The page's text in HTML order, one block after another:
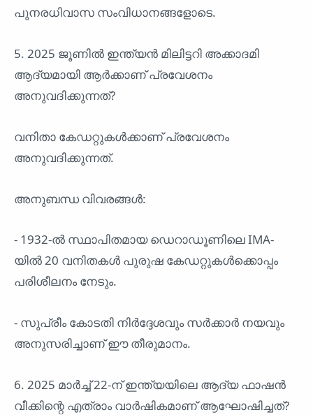
പുനരധിവാസ സംവിധാനങ്ങളോടെ.
5. 2025 ജൂണിൽ ഇന്ത്യൻ മിലിട്ടറി അക്കാദമി
ആദ്യമായി ആർക്കാണ് പ്രവേശനം
അനുവദിക്കുന്നത്?
വനിതാ കേഡറ്റുകൾക്കാണ് പ്രവേശനം
അനുവദിക്കുന്നത്.
അനുബന്ധ വിവരങ്ങൾ:
- 1932-ൽ സ്ഥാപിതമായ ഡെറാഡൂണിലെ IMA-
യിൽ 20 വനിതകൾ പുരുഷ കേഡറ്റുകൾക്കൊപ്പം
പരിശീലനം നേടും.
- സുപ്രീം കോടതി നിർദ്ദേശവും സർക്കാർ നയവും
അനുസരിച്ചാണ് ഈ തീരുമാനം.
6. 2025 മാർച്ച് 22-ന് ഇന്ത്യയിലെ ആദ്യ ഫാഷൻ
വീക്കിന്റെ എത്രാം വാർഷികമാണ് ആഘോഷിച്ചത്?